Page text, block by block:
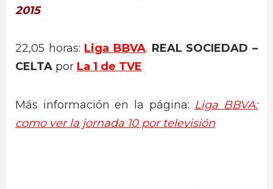
2015
22,05 horas: Liga BBVA. REAL SOCIEDAD –
CELTA por La 1 de TVE
Más información en la página: Liga BBVA:
como ver la jornada 10 por televisión